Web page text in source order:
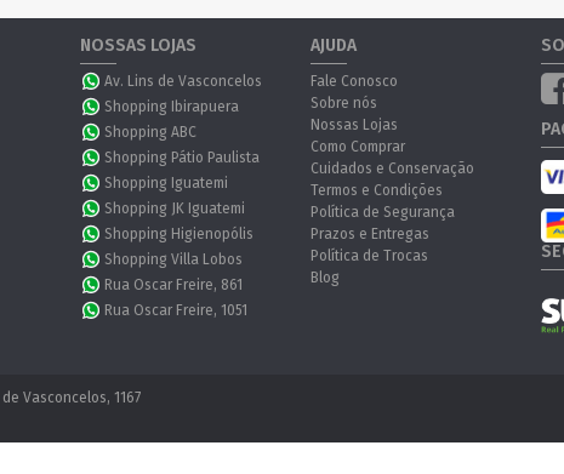
NOSSAS LOJAS
Av. Lins de Vasconcelos
Shopping Ibirapuera
Shopping ABC
Shopping Pátio Paulista
Shopping Iguatemi
Shopping JK Iguatemi
Shopping Higienopólis
Shopping Villa Lobos
Rua Oscar Freire, 861
Rua Oscar Freire, 1051
AJUDA
Fale Conosco
Sobre nós
Nossas Lojas
Como Comprar
Cuidados e Conservação
Termos e Condições
Política de Segurança
Prazos e Entregas
Política de Trocas
Blog
Vasconcelos, 1167